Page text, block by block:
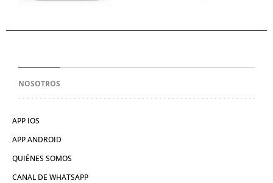
NOSOTROS
APP IOS
APP ANDROID
QUIÉNES SOMOS
CANAL DE WHATSAPP